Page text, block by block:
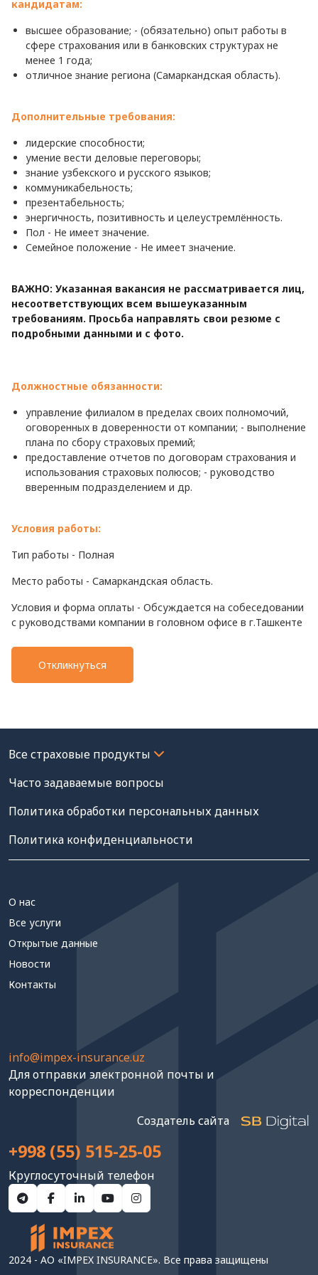
кандидатам:
высшее образование; - (обязательно) опыт работы в
сфере страхования или в банковских структурах не
менее 1 года;
отличное знание региона (Самаркандская область).
Дополнительные требования:
лидерские способности;
умение вести деловые переговоры;
знание узбекского и русского языков;
коммуникабельность;
презентабельность;
энергичность, позитивность и целеустремлённость.
Пол - Не имеет значение.
Семейное положение - Не имеет значение.
ВАЖНО: Указанная вакансия не рассматривается лиц,
несоответствующих всем вышеуказанным
требованиям. Просьба направлять свои резюме с
подробными данными и с фото.
Должностные обязанности:
управление филиалом в пределах своих полномочий,
оговоренных в доверенности от компании; - выполнение
плана по сбору страховых премий;
предоставление отчетов по договорам страхования и
использования страховых полюсов; - руководство
вверенным подразделением и др.
Условия работы:
Тип работы - Полная
Место работы - Самаркандская область.
Условия и форма оплаты - Обсуждается на собеседовании
с руководствами компании в головном офисе в г.Ташкенте
Откликнуться
Часто задаваемые вопросы
Политика обработки персональных данных
Политика конфиденциальности
+998 (55) 515-25-05
Круглосуточный телефон
2024 - АО «IMPEX INSURANCE». Все права защищены
О нас
Все услуги
Открытые данные
Новости
Контакты
info@impex-insurance.uz
Для отправки электронной почты и
корреспонденции
Создатель сайта